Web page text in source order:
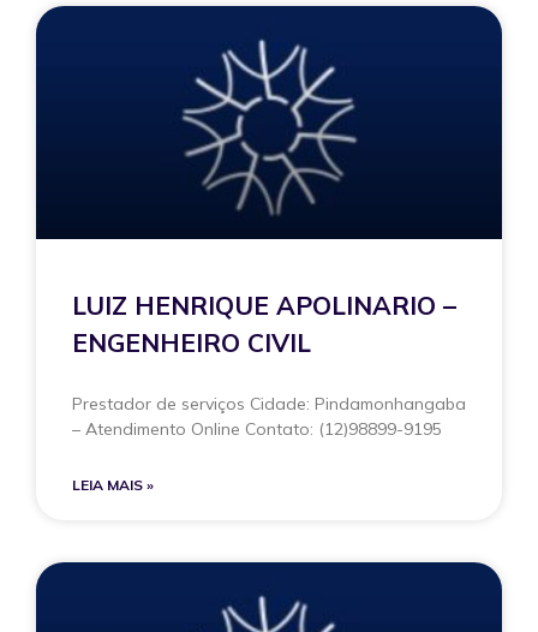
LUIZ HENRIQUE APOLINARIO –
ENGENHEIRO CIVIL
Prestador de serviços Cidade: Pindamonhangaba
– Atendimento Online Contato: (12)98899-9195
LEIA MAIS »